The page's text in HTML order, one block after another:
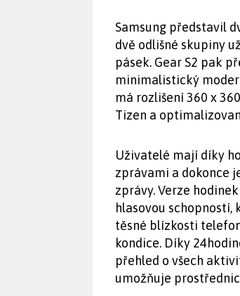
Samsung představil
dvě odlišné skupiny
pásek. Gear S2 pak
minimalistický
má rozlišení 360 x
Tizen a
Uživatelé mají díky
zprávami a dokonce
zprávy. Verze
hlasovou
těsné blízkosti
kondice. Díky
přehled o všech
umožňuje